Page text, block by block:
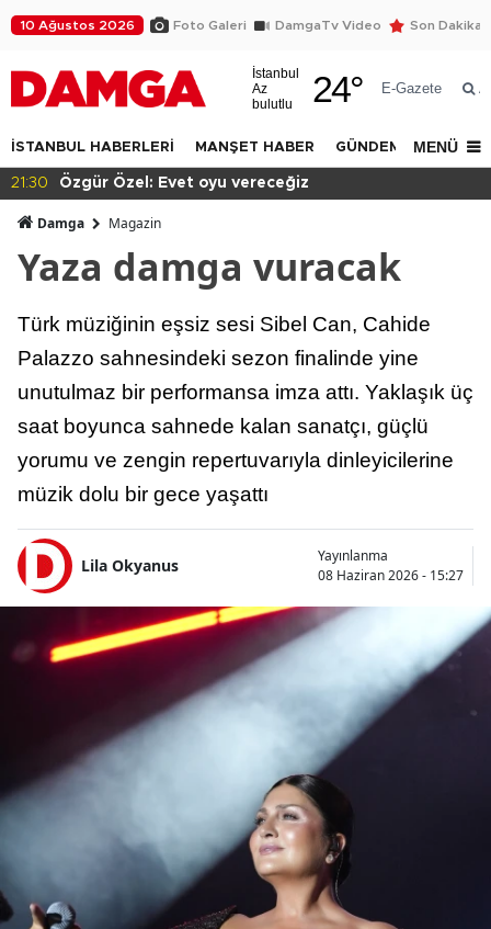
10 Ağustos 2026 Foto Galeri DamgaTv Video Son Dakika
İstanbul
Az
bulutlu
24° E-Gazete
İSTANBUL HABERLERİ MANŞET HABER GÜNDEM DÜNYA
MENÜ
21:30 Özgür Özel: Evet oyu vereceğiz
Damga Magazin
Yaza damga vuracak
Türk müziğinin eşsiz sesi Sibel Can, Cahide
Palazzo sahnesindeki sezon finalinde yine
unutulmaz bir performansa imza attı. Yaklaşık üç
saat boyunca sahnede kalan sanatçı, güçlü
yorumu ve zengin repertuvarıyla dinleyicilerine
müzik dolu bir gece yaşattı
Lila Okyanus
Yayınlanma
08 Haziran 2026 - 15:27